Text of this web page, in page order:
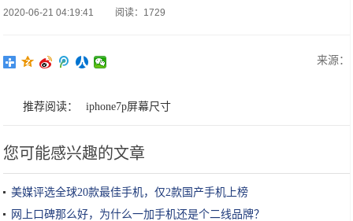
2020-06-21 04:19:41 阅读：1729
来源：
推荐阅读： iphone7p屏幕尺寸
您可能感兴趣的文章
美媒评选全球20款最佳手机，仅2款国产手机上榜
网上口碑那么好，为什么一加手机还是个二线品牌？